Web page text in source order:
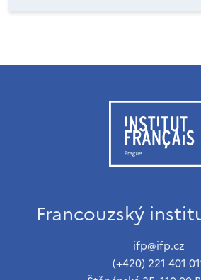
Francouzský
ifp@ifp.cz
(+420) 221 401